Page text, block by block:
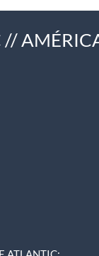
//